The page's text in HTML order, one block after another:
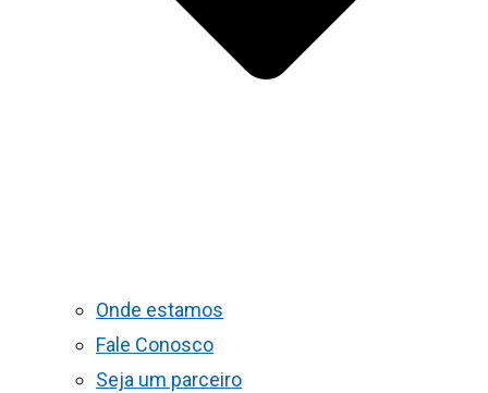
Onde estamos
Fale Conosco
Seja um parceiro